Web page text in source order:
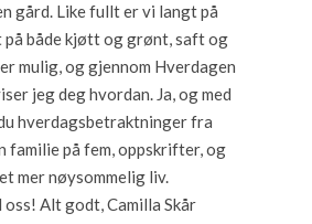
gård. Like fullt er vi langt på
både kjøtt og grønt, saft og
mulig, og gjennom Hverdagen
jeg deg hvordan. Ja, og med
hverdagsbetraktninger fra
familie på fem, oppskrifter, og
mer nøysommelig liv.
oss! Alt godt, Camilla Skår